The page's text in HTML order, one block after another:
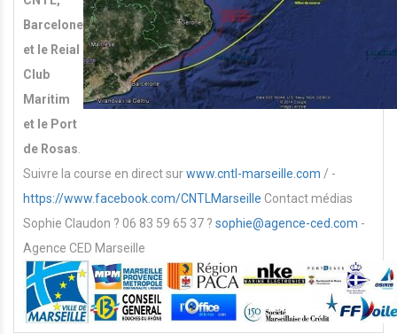
Barcelone
et le Reial
Club
Maritim
et le Port
de Rosas
Suivre la course en direct surwww.cntl-marseille.com / -
https://www.facebook.com/CNTLMarseille Contact médias
Sophie Claudon ? 06 83 59 65 37 ? sophie@agence-ced.com -
Agence CED Marseille